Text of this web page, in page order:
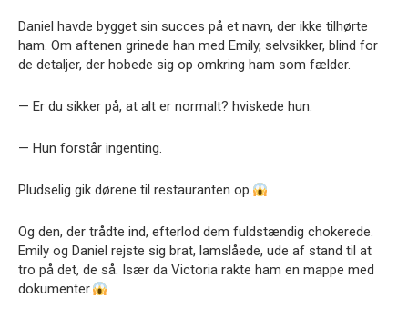
Daniel havde bygget sin succes på et navn, der ikke tilhørte
ham. Om aftenen grinede han med Emily, selvsikker, blind for
de detaljer, der hobede sig op omkring ham som fælder.
— Er du sikker på, at alt er normalt? hviskede hun.
— Hun forstår ingenting.
Pludselig gik dørene til restauranten op.
Og den, der trådte ind, efterlod dem fuldstændig chokerede.
Emily og Daniel rejste sig brat, lamslåede, ude af stand til at
tro på det, de så. Især da Victoria rakte ham en mappe med
dokumenter.